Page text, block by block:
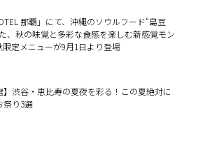
那覇」にて、沖縄のソウルフード“島豆
、秋の味覚と多彩な食感を楽しむ新感覚モン
限定メニューが9月1日より登場
】渋谷・恵比寿の夏夜を彩る！この夏絶対に
祭り3選